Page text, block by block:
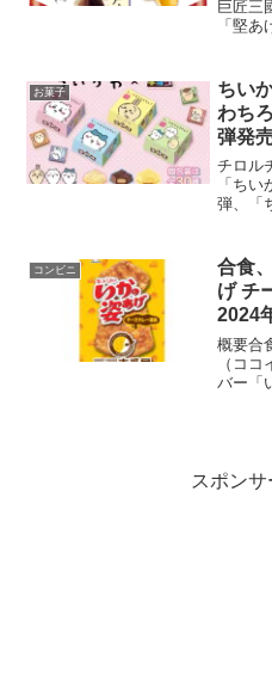
巨匠三
「堅
第6弾
企画商
お菓子
ちい
わち
弾発
チロル
「ち
弾、「
ン、ビ
になっ
コンビニ
合食
げ チ
2024
概要合
（コ
バー「
スポンサ